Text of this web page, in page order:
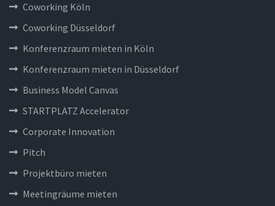
Coworking Köln
Coworking Düsseldorf
Konferenzraum mieten in Köln
Konferenzraum mieten in Düsseldorf
Business Model Canvas
STARTPLATZ Accelerator
Corporate Innovation
Pitch
Projektbüro mieten
Meetingräume mieten